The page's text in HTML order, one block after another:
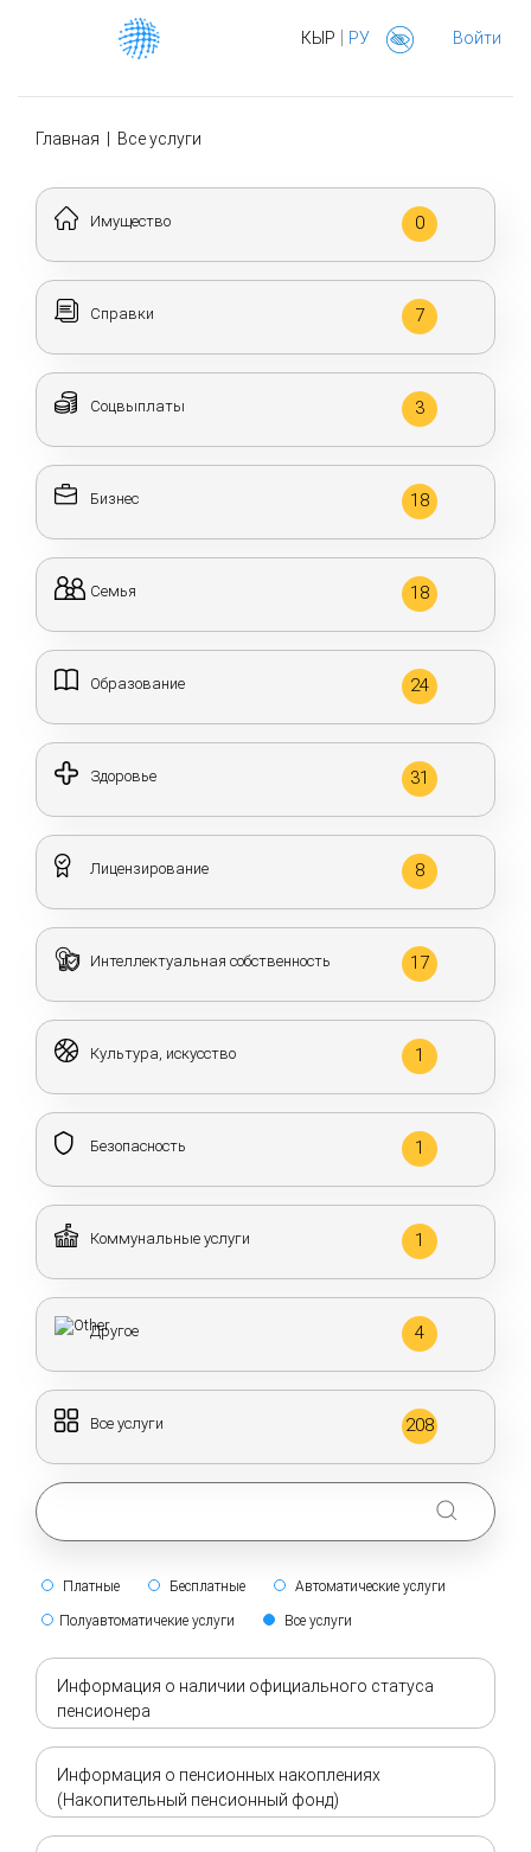
КЫР | РУ Войти
Главная Все услуги
Имущество 0
Справки 7
Соцвыплаты 3
Бизнес 18
Семья 18
Образование 24
Здоровье 31
Лицензирование 8
Интеллектуальная собственность 17
Культура, искусство 1
Безопасность 1
Коммунальные услуги 1
Другое 4
Все услуги 208
Платные Бесплатные Автоматические услуги
Полуавтоматичекие услуги Все услуги
Информация о наличии официального статуса
пенсионера
Информация о пенсионных накоплениях
(Накопительный пенсионный фонд)